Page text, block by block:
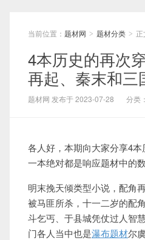
当前位置： 题材网 > 题材分类 > 正
4本历史的再次
再起、秦末和三
题材网 发布于 2023-07-28 分类：
各人好，本期向大家分享4
一本绝对都是响应题材中的
明末挽天倾类型小说，配角
被马匪所杀，十一二岁的配
斗乞丐、于县城凭仗过人智
门各人当中也是瀑布题材尔